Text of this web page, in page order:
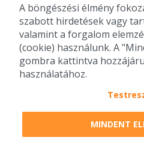
2010-2026 Copyright -
Pizza, gyros, hamburger, menük
A böngészési élmény
szabott hirdetések vagy
valamint a forgalom
(cookie) használunk. A
gombra kattintva
használatához.
MINDENT